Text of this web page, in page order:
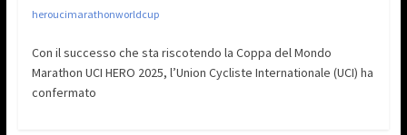
heroucimarathonworldcup
Con il successo che sta riscotendo la Coppa del Mondo
Marathon UCI HERO 2025, l’Union Cycliste Internationale (UCI) ha
confermato